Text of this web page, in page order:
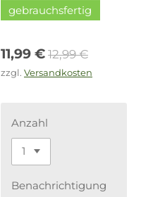
gebrauchsfertig
11,99 € 12,99 €
zzgl. Versandkosten
Anzahl
Benachrichtigung